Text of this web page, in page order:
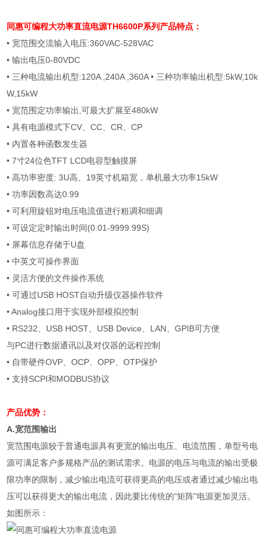
同惠可编程大功率直流电源TH6600P系列产品特点：
• 宽范围交流输入电压:360VAC-528VAC
• 输出电压0-80VDC
• 三种电流输出机型:120A ,240A ,360A• 三种功率输出机型:5kW,10k
W,15kW
• 宽范围定功率输出 ,可最大扩展至480kW
• 具有电源模式下CV 、CC 、CR 、CP
• 内置各种函数发生器
• 7寸24位色TFT LCD电容型触摸屏
• 高功率密度: 3U高、 19英寸机箱宽，单机最大功率15kW
• 功率因数高达0.99
• 可利用旋钮对电压电流值进行粗调和细调
• 可设定定时输出时间(0.01-9999.99S)
• 屏幕信息存储于U盘
• 中英文可操作界面
• 灵活方便的文件操作系统
• 可通过USB HOST自动升级仪器操作软件
•Analog接口用于实现外部模拟控制
• RS232 USB HOST USB Device LAN 、GPIB可方便
与PC进行数据通讯以及对仪器的远程控制
• 自带硬件OVP 、OCP 、OPP 、OTP保护
• 支持SCPI和MODBUS协议
产品优势：
A.宽范围输出
宽范围电源较于普通电源具有更宽的输出电压、电流范围，单型号电
源可满足客户多规格产品的测试需求。电源的电压与电流的输出受极
限功率的限制，减少输出电流可获得更高的电压或者通过减少输出电
压可以获得更大的输出电流，因此要比传统的“矩阵"电源更加灵活。
如图所示：